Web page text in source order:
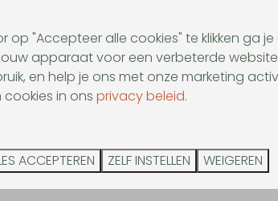
Visit Limburg of Vlaanderen
op "Accepteer alle cookies" te klikken ga
apparaat voor een verbeterde
en help je ons met onze marketing
cookies in ons privacy beleid.
ACCEPTEREN ZELF INSTELLEN WEIGEREN